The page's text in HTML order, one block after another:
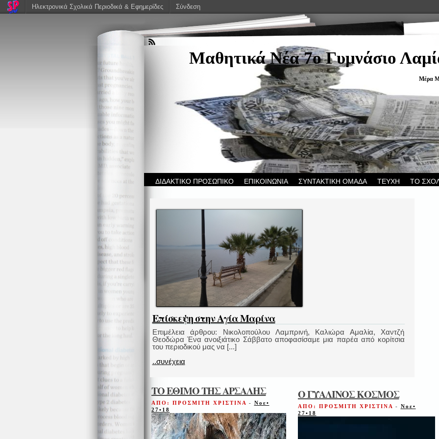
Μαθητικά Νέα 7ο Γυμνάσιο
Μέρα
ΔΙΔΑΚΤΙΚΟ ΠΡΟΣΩΠΙΚΟ ΕΠΙΚΟΙΝΩΝΙΑ ΣΥΝΤΑΚΤΙΚΗ ΟΜΑΔΑ ΤΕΥΧΗ ΤΟ
Επίσκεψη στην Αγία Μαρίνα
Επιμέλεια άρθρου: Νικολοπούλου Λαμπρινή, Καλιώρα Αμαλία, Χαντζή
Θεοδώρα Ένα ανοιξιάτικο Σάββατο αποφασίσαμε μια παρέα από κορίτσια
του περιοδικού μας να [...]
..συνέχεια
ΤΟ ΕΘΙΜΟ ΤΗΣ ΑΡΣΑΛΗΣ
ΑΠΟ: ΠΡΟΣΜΙΤΗ ΧΡΙΣΤΙΝΑ - Νοε•
27•18
Ο ΓΥΑΛΙΝΟΣ ΚΟΣΜΟΣ
ΑΠΟ: ΠΡΟΣΜΙΤΗ ΧΡΙΣΤΙΝΑ - Νοε•
27•18
Ηλεκτρονικά Σχολικά Περιοδικά & Εφημερίδες Σύνδεση